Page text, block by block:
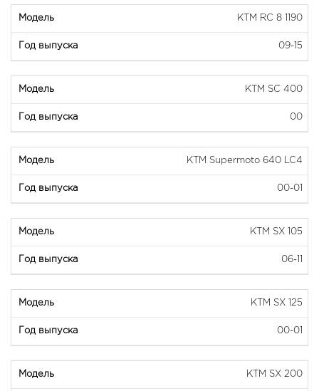
KTM RC 8 1190
09-15
KTM SC 400
00
KTM Supermoto 640 LC4
00-01
KTM SX 105
06-11
KTM SX 125
00-01
KTM SX 200